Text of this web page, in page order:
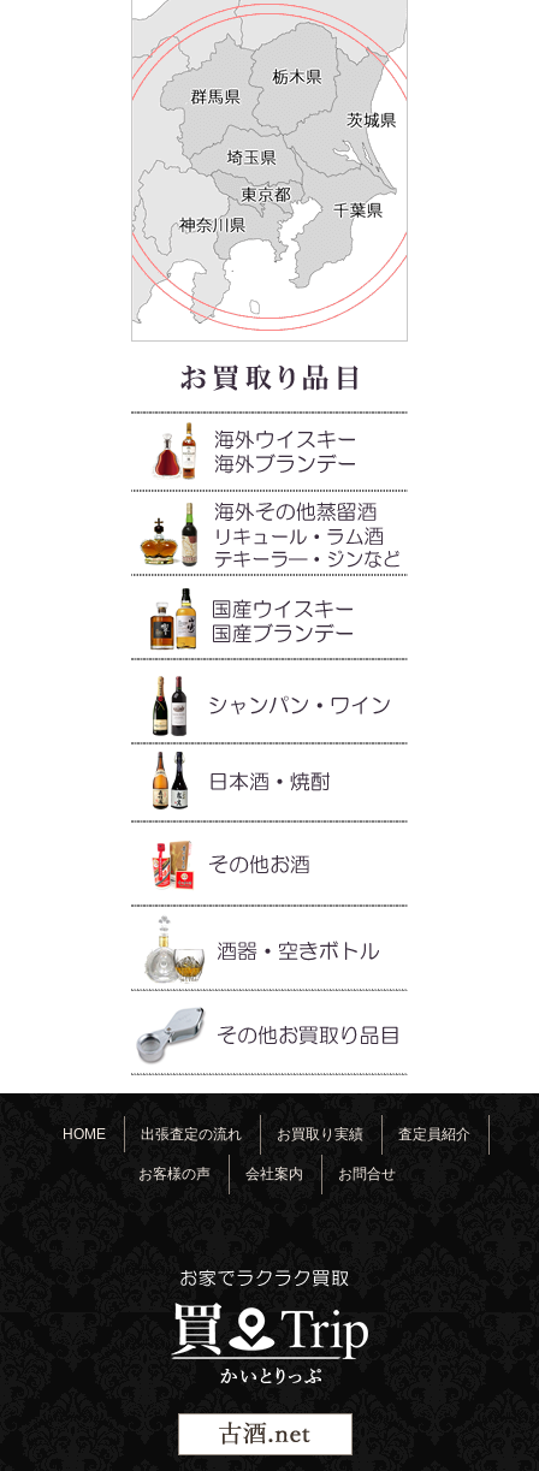
HOME 出張査定の流れ お買取り実績 査定員紹介
お客様の声 会社案内 お問合せ